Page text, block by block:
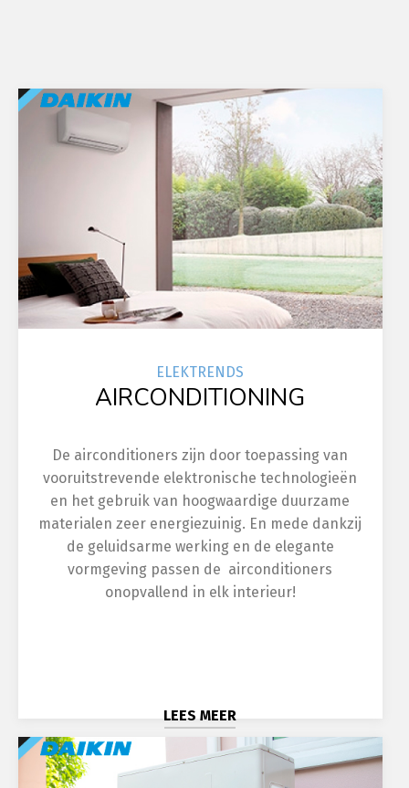
ELEKTRENDS
AIRCONDITIONING
De airconditioners zijn door toepassing van
vooruitstrevende elektronische technologieën
en het gebruik van hoogwaardige duurzame
materialen zeer energiezuinig. En mede dankzij
de geluidsarme werking en de elegante
vormgeving passen de airconditioners
onopvallend in elk interieur!
LEES MEER